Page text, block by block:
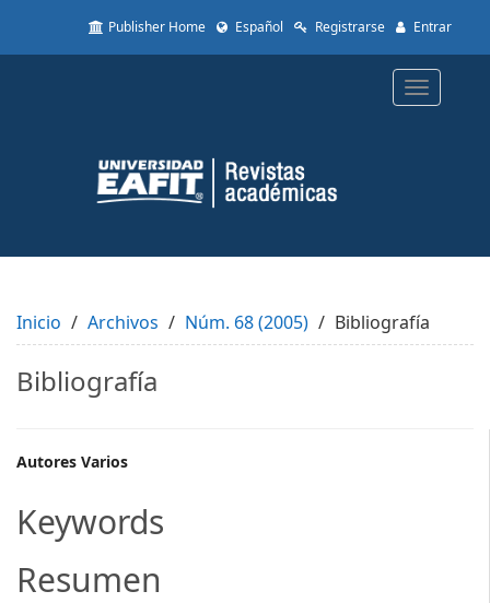
to
Content
Sidebar
Publisher Home Español Registrarse Entrar
Toggle
Inicio Archivos Núm. 68 (2005) Bibliografía
Bibliografía
Main
Article
Content
Autores Varios
Keywords
Resumen